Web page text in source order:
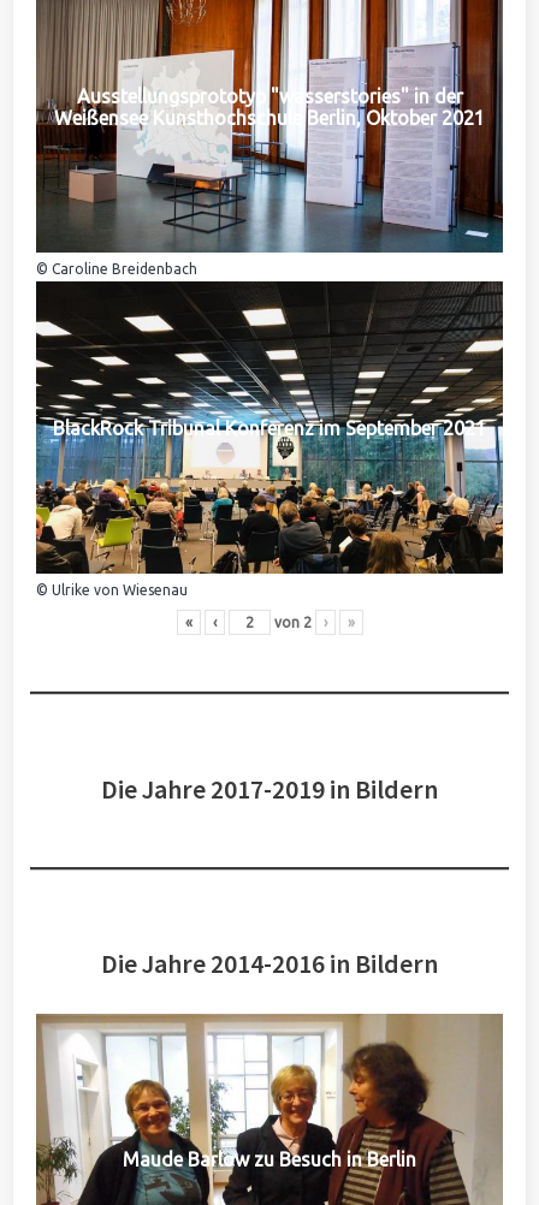
Ausstellungsprototyp "wasserstories" in der
Weißensee Kunsthochschule Berlin, Oktober 2021
© Caroline Breidenbach
BlackRock Tribunal Konferenz im September 2021
© Ulrike von Wiesenau
« ‹ von 2 › »
Die Jahre 2017-2019 in Bildern
Die Jahre 2014-2016 in Bildern
Maude Barlow zu Besuch in Berlin